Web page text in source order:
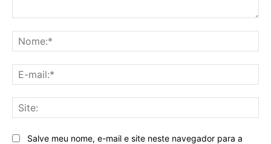
Salve meu nome, e-mail e site neste navegador para a